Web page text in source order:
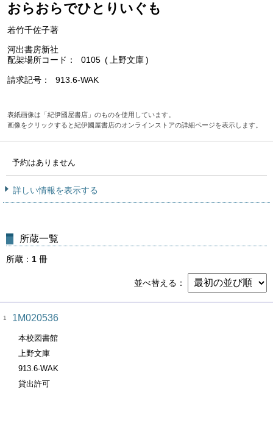
おらおらでひとりいぐも
若竹千佐子著
河出書房新社
配架場所コード
0105 上野文庫
請求記号 913.6-WAK
表紙画像は「紀伊國屋書店」のものを使用しています。
画像をクリックすると紀伊國屋書店のオンラインストアの詳細ページを表示します。
予約はありません
詳しい情報を表示する
所蔵一覧
所蔵 1 冊
並べ替える
1 1M020536
本校図書館
上野文庫
913.6-WAK
貸出許可